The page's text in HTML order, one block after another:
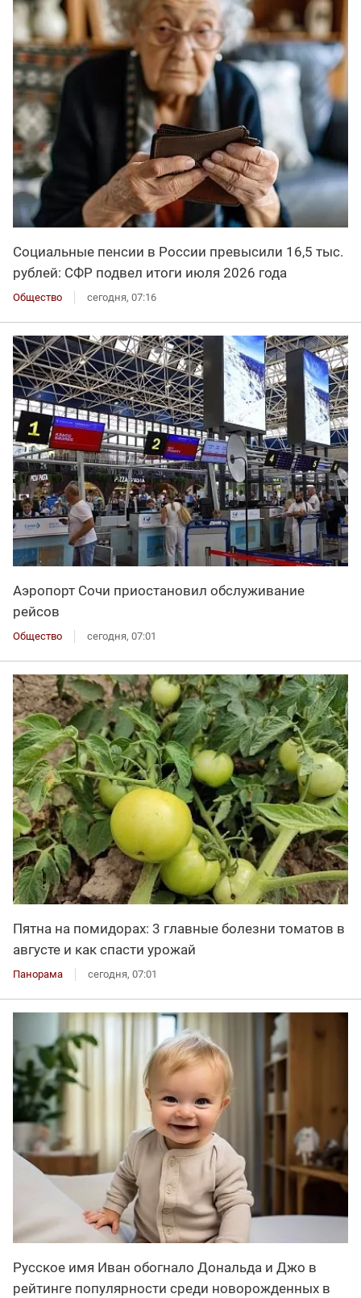
Социальные пенсии в России превысили 16,5 тыс.
рублей: СФР подвел итоги июля 2026 года
Общество сегодня, 07:16
Аэропорт Сочи приостановил обслуживание
рейсов
Общество сегодня, 07:01
Пятна на помидорах: 3 главные болезни томатов в
августе и как спасти урожай
Панорама сегодня, 07:01
Русское имя Иван обогнало Дональда и Джо в
рейтинге популярности среди новорожденных в